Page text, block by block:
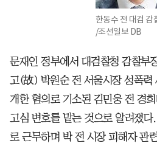
한동수 전 대검 감
/조선일보 DB
문재인 정부에서 대검찰청 감찰부
고(故) 박원순 전 서울시장 성폭력
개한 혐의로 기소된 김민웅 전 경
고심 변호를 맡는 것으로 알려졌
로 근무하며 박 전 시장 피해자 관